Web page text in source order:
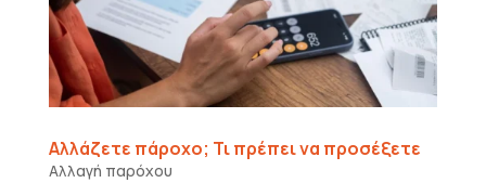
Αλλάζετε πάροχο; Τι πρέπει να προσέξετε
Αλλαγή παρόχου